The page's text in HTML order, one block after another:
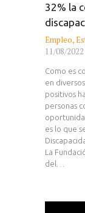
32% la
Empleo,
11/08/2022
Como es
en
positivos
personas
es lo que
La
del…